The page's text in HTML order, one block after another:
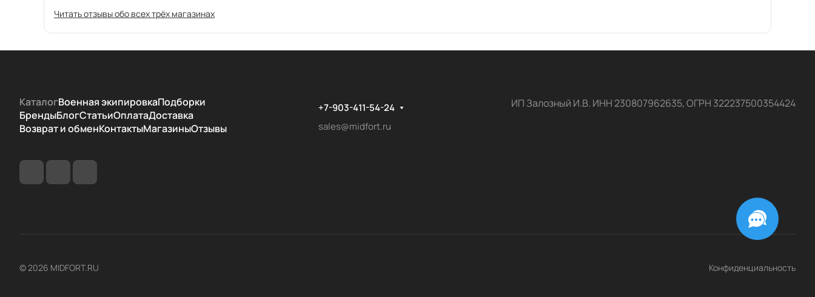
Читать отзывы обо всех трёх магазинах
КаталогВоенная экипировкаПодборки
БрендыБлогСтатьиОплатаДоставка
Возврат и обменКонтактыМагазиныОтзывы
+7-903-411-54-24
sales@midfort.ru
ИП Залозный И.В. ИНН 230807962635, ОГРН 322237500354424
© 2026 MIDFORT.RU Конфиденциальность